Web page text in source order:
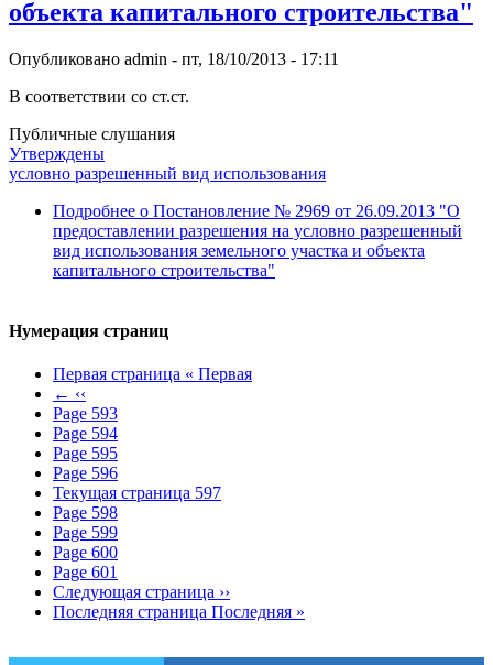
объекта капитального строительства"
Опубликовано admin - пт, 18/10/2013 - 17:11
В соответствии со ст.ст.
Публичные слушания
Утверждены
условно разрешенный вид использования
Подробнее о Постановление № 2969 от 26.09.2013 "О
предоставлении разрешения на условно разрешенный
вид использования земельного участка и объекта
капитального строительства"
Нумерация страниц
Первая страница « Первая
← ‹‹
Page 593
Page 594
Page 595
Page 596
Текущая страница 597
Page 598
Page 599
Page 600
Page 601
Следующая страница ››
Последняя страница Последняя »